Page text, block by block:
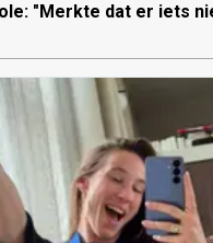
"Merkte dat er iets